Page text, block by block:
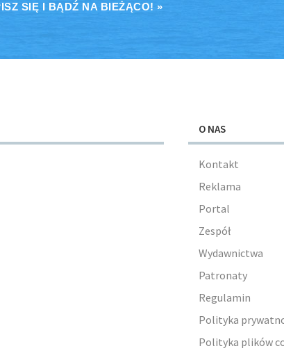
SIĘ I BĄDŹ NA BIEŻĄCO! »
O NAS
Kontakt
Reklama
Portal
Zespół
Wydawnictwa
Patronaty
Regulamin
Polityka
Polityka plików